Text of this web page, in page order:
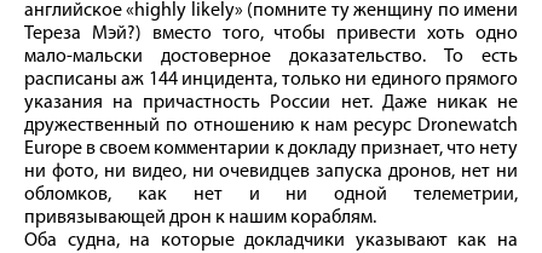
английское «highly likely» (помните ту женщину по имени
Тереза Мэй?) вместо того, чтобы привести хоть одно
мало-мальски достоверное доказательство. То есть
расписаны аж 144 инцидента, только ни единого прямого
указания на причастность России нет. Даже никак не
дружественный по отношению к нам ресурс Dronewatch
Europe в своем комментарии к докладу признает, что нету
ни фото, ни видео, ни очевидцев запуска дронов, нет ни
обломков, как нет и ни одной телеметрии,
привязывающей дрон к нашим кораблям.
Оба судна, на которые докладчики указывают как на